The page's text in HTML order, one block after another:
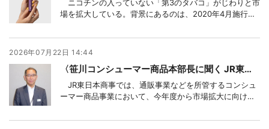
ニコチンの入っていない「第3のタバコ」がじわりと市
場を拡大している。背景にあるのは、2020年4月施行の
に対する意識が向上してきたがことがある。規制対象の
「紙巻きタバコ」に加え、厚生労働省は、昨年末から
「加熱式タバコ」も同様の対策強化が必要と議論を
2026年07月22日 14:44
〈笹川コンシューマー商品本部長に聞く JR東日本商事の市場拡大戦略〉 ファンと交流機会拡大、顧客起点の商品開発が鍵に
JR東日本商事では、通販事業などを所管するコンシュ
ーマー商品事業において、今年度から市場拡大に向けた
グループの仮想モール「JRE MALL」に複数店舗を出店